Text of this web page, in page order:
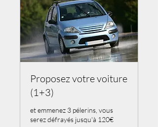
Proposez votre voiture
(1+3)
et emmenez 3 pélerins, vous
serez défrayés jusqu'à 120€